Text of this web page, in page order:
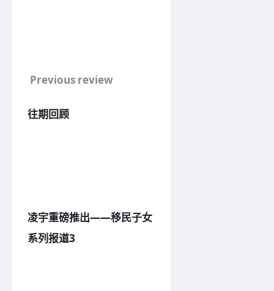
Previous review
往期回顾
凌宇重磅推出——移民子女
系列报道3